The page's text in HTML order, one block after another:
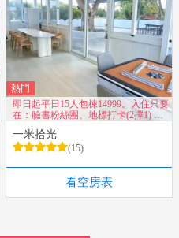
熱門
即日起平日15人包棟14999。入住只要
在：臉書粉絲團、地標打卡(2擇1) 享
有超值優惠~
一米拾光
(15)
看空房表